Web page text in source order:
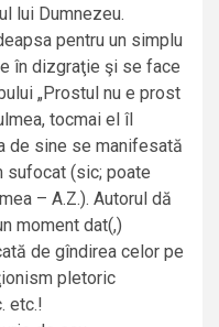
lui Dumnezeu.
pentru un simplu
în dizgraţie şi se face
„Prostul nu e prost
tocmai el îl
de sine se manifesată
sufocat (sic; poate
– A.Z.). Autorul dă
moment dat(,)
de gîndirea celor pe
pletoric
etc.!